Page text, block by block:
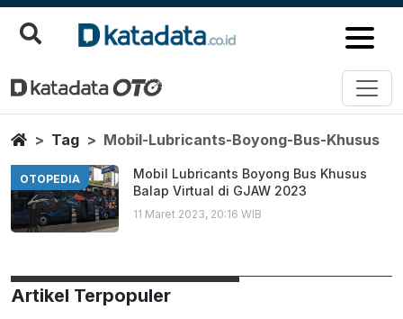
Mobil Lubricants Boyong Bus
Berita Terbaru
HomeTag Mobil-Lubricants-Boyong-Bus-Khusus
OTOPEDIA
Mobil Lubricants Boyong Bus Khusus
Balap Virtual di GJAW 2023
11 Maret 2023, 20:16 WIB
Artikel Terpopuler